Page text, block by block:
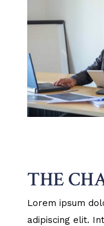
THE
Lorem ipsum
adipiscing elit.